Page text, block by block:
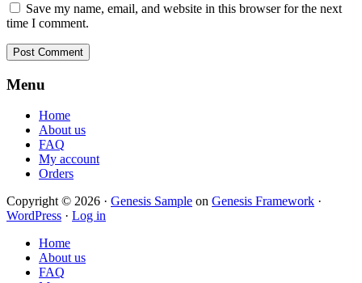
Save my name, email, and website in this browser for the next
time I comment.
Footer
Menu
Home
About us
FAQ
My account
Orders
Copyright © 2026 · Genesis Sample on Genesis Framework ·
WordPress · Log in
Home
About us
FAQ